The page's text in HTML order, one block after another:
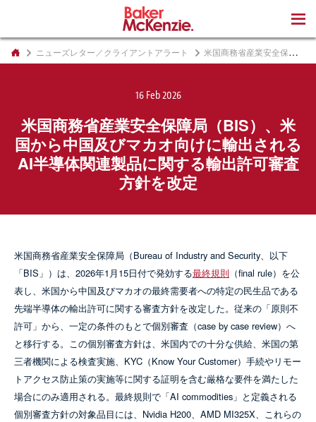
ニューズレター／クライアントアラート 米国商務省産業安全保障局（BIS）、米国から中国及びマカオ向けに輸出されるAI半導体関連製品に関する輸出許可審査方針を改定
16 Feb 2026
米国商務省産業安全保障局（BIS）、米
国から中国及びマカオ向けに輸出される
AI半導体関連製品に関する輸出許可審査
方針を改定
米国商務省産業安全保障局（Bureau of Industry and Security、以下
「BIS」）は、2026年1月15日付で発効する最終規則 （final rule）を公
表し、米国から中国及びマカオの最終需要者への特定の民生品である
先端半導体の輸出許可に関する審査方針を改定した。従来の「原則不
許可」から、一定の条件のもとで個別審査（case by case review）へ
と移行する。この個別審査方針は、米国内での十分な供給、米国の第
三者機関による検査実施、KYC（Know Your Customer）手続やリモー
トアクセス防止策の実施等に関する証明を含む厳格な要件を満たした
場合にのみ適用される。最終規則で「AI commodities」と定義される
個別審査方針の対象品目には、Nvidia H200、AMD MI325X、これらの